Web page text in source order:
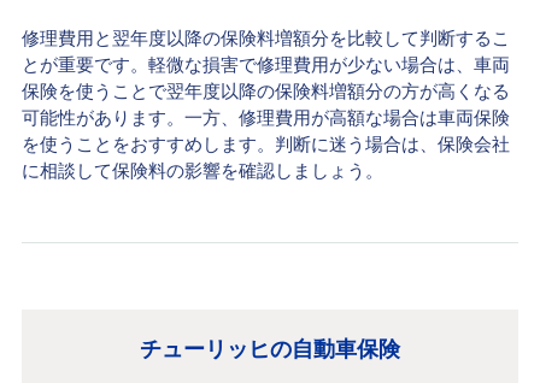
修理費用と翌年度以降の保険料増額分を比較して判断するこ
とが重要です。軽微な損害で修理費用が少ない場合は、車両
保険を使うことで翌年度以降の保険料増額分の方が高くなる
可能性があります。一方、修理費用が高額な場合は車両保険
を使うことをおすすめします。判断に迷う場合は、保険会社
に相談して保険料の影響を確認しましょう。
チューリッヒの自動車保険